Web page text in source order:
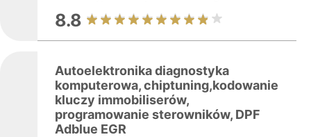
8.8
Autoelektronika diagnostyka
komputerowa, chiptuning,kodowanie
kluczy immobiliserów,
programowanie sterowników, DPF
Adblue EGR